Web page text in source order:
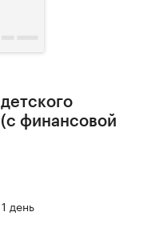
финансовой
день